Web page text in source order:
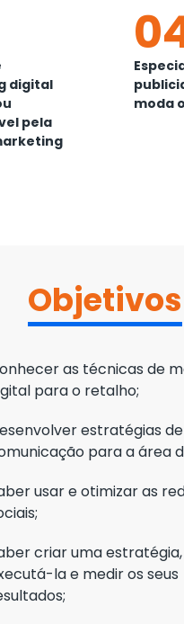
digital
pela
moda
Objetivos
as técnicas de
para o retalho;
estratégias de
para a área
usar e otimizar as
criar uma estratégia,
la e medir os seus